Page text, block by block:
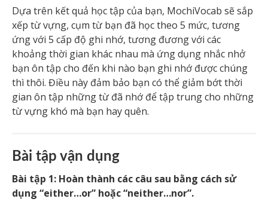
Dựa trên kết quả học tập của bạn, MochiVocab sẽ sắp
xếp từ vựng, cụm từ bạn đã học theo 5 mức, tương
ứng với 5 cấp độ ghi nhớ, tương đương với các
khoảng thời gian khác nhau mà ứng dụng nhắc nhở
bạn ôn tập cho đến khi nào bạn ghi nhớ được chúng
thì thôi. Điều này đảm bảo bạn có thể giảm bớt thời
gian ôn tập những từ đã nhớ để tập trung cho những
từ vựng khó mà bạn hay quên.
Bài tập vận dụng
Bài tập 1: Hoàn thành các câu sau bằng cách sử
dụng “either…or” hoặc “neither…nor”.